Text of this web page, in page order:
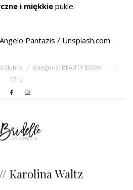
i miękkiepukle.
Pantazis / Unsplash.com
ślubna Kategoria: BEAUTY BOOK
0
Karolina Waltz